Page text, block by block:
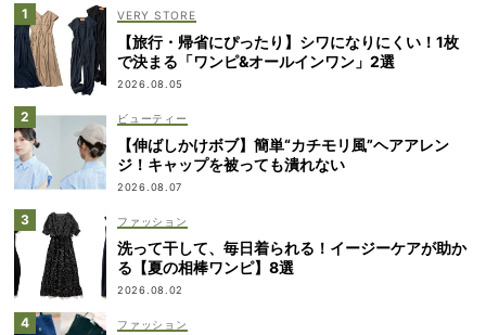
VERY STORE
【旅行・帰省にぴったり】シワになりにくい！1枚
で決まる「ワンピ&オールインワン」2選
2026.08.05
ビューティー
【伸ばしかけボブ】簡単“カチモリ風”ヘアアレン
ジ！キャップを被っても潰れない
2026.08.07
ファッション
洗って干して、毎日着られる！イージーケアが助か
る【夏の相棒ワンピ】8選
2026.08.02
ファッション